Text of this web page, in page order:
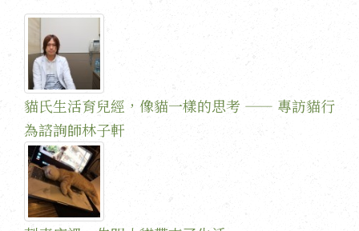
貓氏生活育兒經，像貓一樣的思考 —— 專訪貓行
為諮詢師林子軒